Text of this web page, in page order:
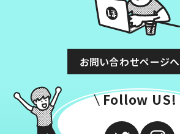
お問い合わせページへ
Follow US!